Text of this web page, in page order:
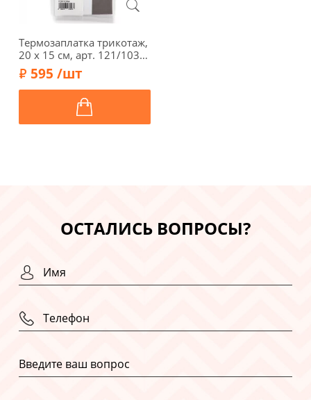
Термозаплатка трикотаж,
20 х 15 см, арт. 121/103,
серо-коричневый
595 /шт
ОСТАЛИСЬ ВОПРОСЫ?